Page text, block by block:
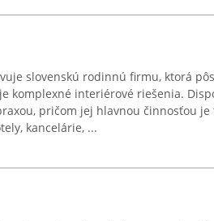
slovenskú rodinnú firmu, ktorá
komplexné interiérové riešenia.
pričom jej hlavnou činnosťou je
kancelárie, ...